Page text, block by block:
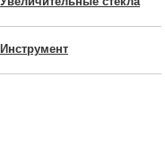
Инструмент